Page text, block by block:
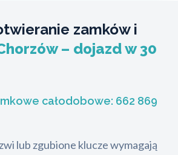
zamków i
– dojazd w 30
całodobowe: 662 869
lub zgubione klucze wymagają